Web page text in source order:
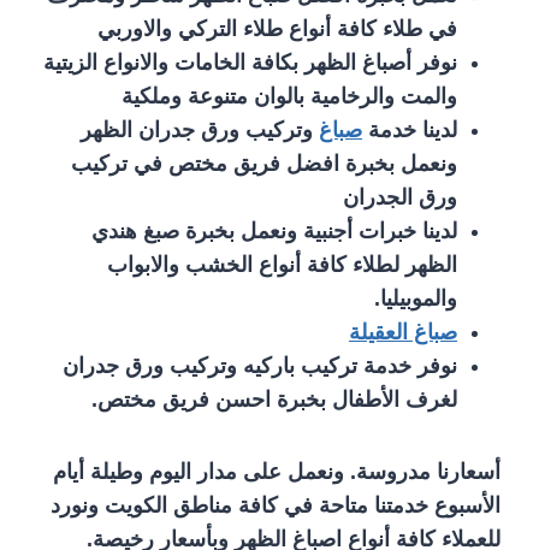
في طلاء كافة أنواع طلاء التركي والاوربي
نوفر أصباغ الظهر بكافة الخامات والانواع الزيتية
والمت والرخامية بالوان متنوعة وملكية
لدينا خدمة صباغ وتركيب ورق جدران الظهر
ونعمل بخبرة افضل فريق مختص في تركيب
ورق الجدران
لدينا خبرات أجنبية ونعمل بخبرة صبغ هندي
الظهر لطلاء كافة أنواع الخشب والابواب
والموبيليا.
صباغ العقيلة
نوفر خدمة تركيب باركيه وتركيب ورق جدران
لغرف الأطفال بخبرة احسن فريق مختص.
أسعارنا مدروسة. ونعمل على مدار اليوم وطيلة أيام
الأسبوع خدمتنا متاحة في كافة مناطق الكويت ونورد
للعملاء كافة أنواع اصباغ الظهر وبأسعار رخيصة.